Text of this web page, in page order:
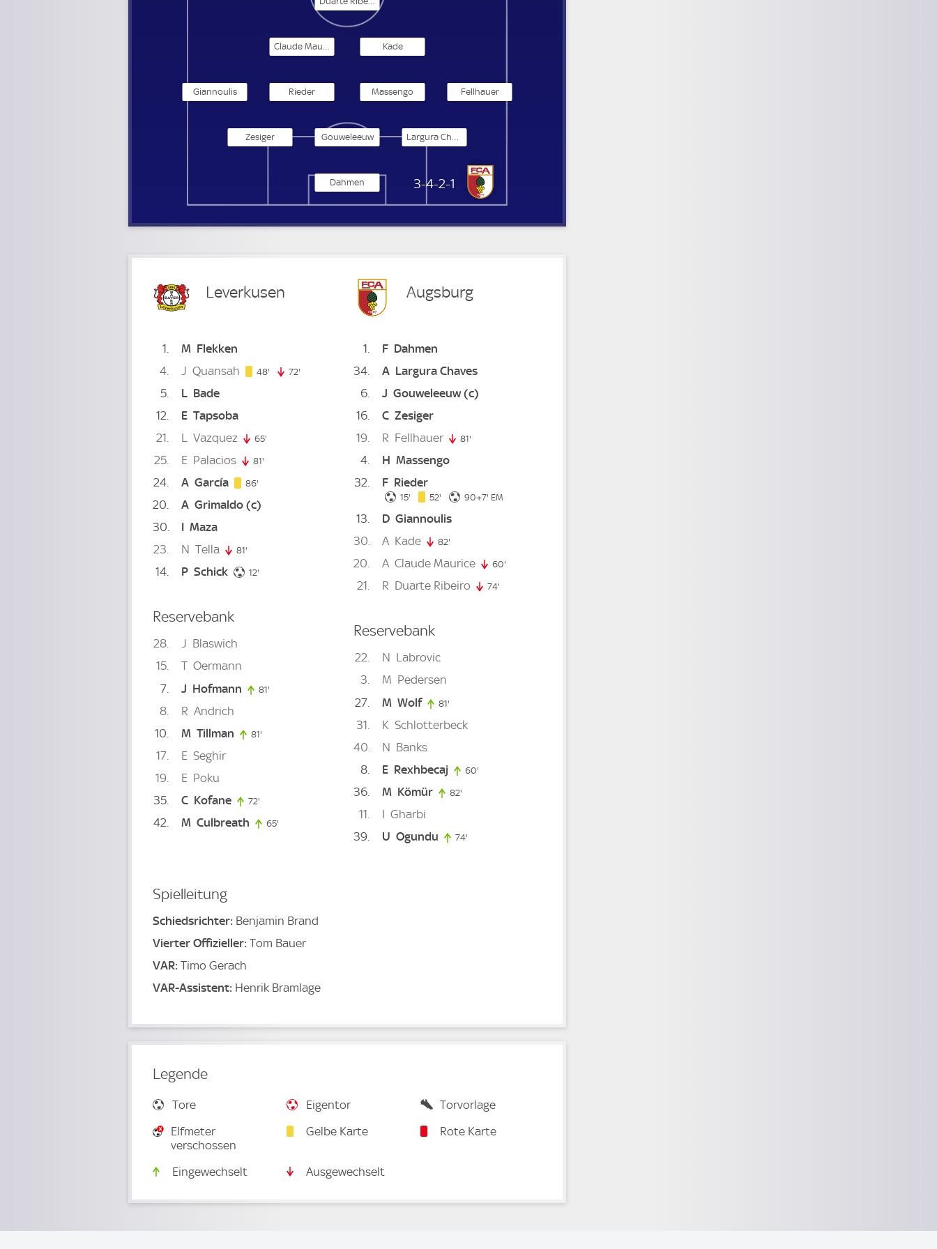
FC Augsburg
3-4-2-1
Dahmen
Largura Chaves
Gouweleeuw
Zesiger
Fellhauer
Massengo
Rieder
Giannoulis
Kade
Claude Maurice
Leverkusen
1 M Flekken
4
J Quansah 48' 48. minute
72'
5 L Bade
12
E Tapsoba
21
L Vazquez 65'
25 E Palacios 81'
24 A García 86'
20 A Grimaldo(c)
30
I Maza
23
N Tella 81'
14 P Schick 12'
Reservebank
28 J Blaswich
15
T Oermann
7
J Hofmann 81'
8 R Andrich
10
M Tillman 81'
17 E Seghir
19
E Poku
35
C Kofane 72'
42 M Culbreath 65'
Augsburg
1 F Dahmen
34
A Largura Chaves
6
J Gouweleeuw(c)
16
C Zesiger
19
R Fellhauer 81'
4 H Massengo
32
F Rieder
15' 15. minute
52' 52. minute
90+7' 97. minute
EM
13 D Giannoulis
30
A Kade 82'
20 A Claude Maurice 60'
21 R Duarte Ribeiro 74'
Reservebank
22 N Labrovic
3
M Pedersen
27
M Wolf 81'
31 K Schlotterbeck
40
N Banks
8
E Rexhbecaj 60'
36 M Kömür 82'
11 I Gharbi
39
U Ogundu 74'
Spielleitung
Schiedsrichter: Benjamin Brand
Vierter Offizieller: Tom Bauer
VAR: Timo Gerach
VAR-Assistent: Henrik Bramlage
Legende
Tore Eigentor
Torvorlage
Elfmeter
verschossen
Gelbe Karte Rote Karte
Eingewechselt Ausgewechselt